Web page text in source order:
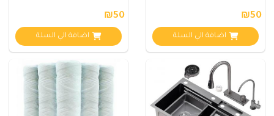
₪50
اضافة الي السلة
₪50
اضافة الي السلة